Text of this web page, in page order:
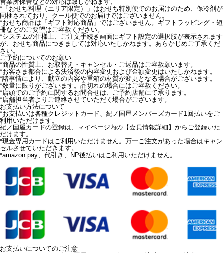
営業所保管などの対応は致しかねます。
* 「おせち料理（エリア限定）」はおせち特別便でのお届けのため、保冷剤が
同梱されており、クール便でのお届けではございません。
*おせち商品は「ギフト対応商品」ではございません。ギフトラッピング・短
冊などのご要望はご容赦ください。
*システムの仕様上、ご注文手続き画面にギフト設定の選択肢が表示されます
が、おせち商品につきましては対応いたしかねます。あらかじめご了承くだ
さい。
ご予約についてのお願い
*商品の性質上、お取替え・キャンセル・ご返品はご容赦願います。
*お客さま都合による決済後の内容変更および金額変更はいたしかねます。
*諸事情により、献立の内容や重箱の材質が変更となる場合がございます。
*数量に限りがございます。品切れの場合にはご容赦ください。
*店頭でのご予約に関するお問合せは、ご予約店舗にて承ります。
*店舗担当者よりご連絡させていただく場合がございます。
お支払い方法について
*お支払いは各種クレジットカード、紀ノ国屋メンバーズカード1回払いをご
利用いただけます。
紀ノ国屋カードの登録は、マイページ内の 【会員情報詳細】 からご登録いた
だけます。
*現金専用カードはご利用いただけません。万一ご注文があった場合はキャン
セルさせていただきます。
*amazon pay、代引き、NP後払いはご利用いただけません。
お支払いについてのご注意